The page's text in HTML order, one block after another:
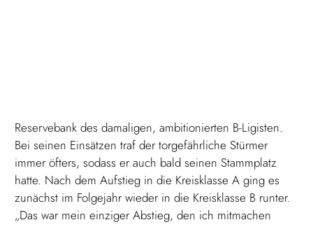
Reservebank des damaligen, ambitionierten B-Ligisten.
Bei seinen Einsätzen traf der torgefährliche Stürmer
immer öfters, sodass er auch bald seinen Stammplatz
hatte. Nach dem Aufstieg in die Kreisklasse A ging es
zunächst im Folgejahr wieder in die Kreisklasse B runter.
„Das war mein einziger Abstieg, den ich mitmachen